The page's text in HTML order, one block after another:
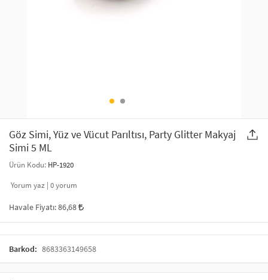
ŞAL VE FULAR
ODA KOKUSU VE MUM
Göz Simi, Yüz ve Vücut Parıltısı, Party Glitter Makyaj
Simi 5 ML
Ürün Kodu: HP-1920
Yorum yaz | 0yorum
Havale Fiyatı:86,68
Barkod: 8683363149658